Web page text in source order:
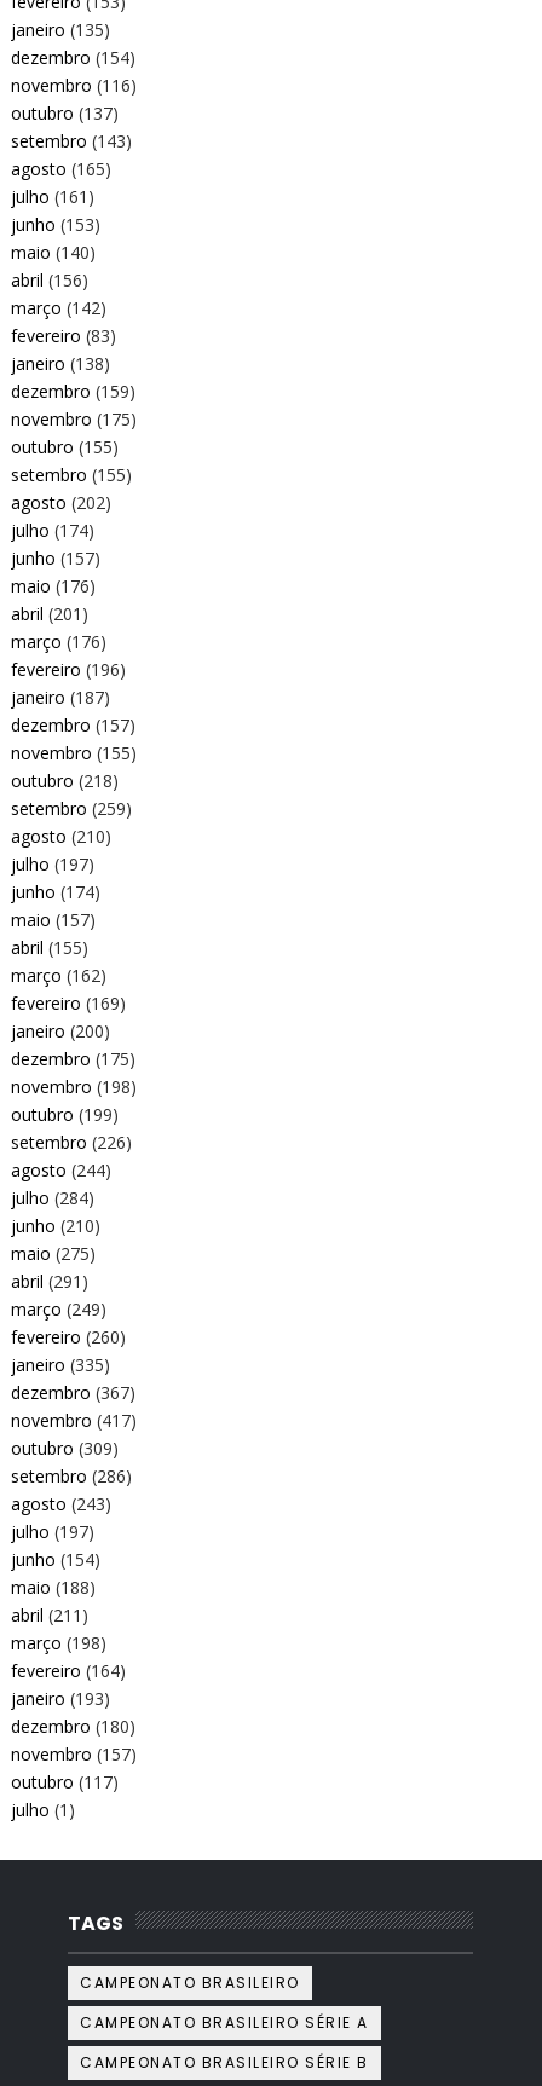
janeiro (135)
dezembro (154)
novembro (116)
outubro (137)
setembro (143)
agosto (165)
julho (161)
junho (153)
maio (140)
abril (156)
março (142)
fevereiro (83)
janeiro (138)
dezembro (159)
novembro (175)
outubro (155)
setembro (155)
agosto (202)
julho (174)
junho (157)
maio (176)
abril (201)
março (176)
fevereiro (196)
janeiro (187)
dezembro (157)
novembro (155)
outubro (218)
setembro (259)
agosto (210)
julho (197)
junho (174)
maio (157)
abril (155)
março (162)
fevereiro (169)
janeiro (200)
dezembro (175)
novembro (198)
outubro (199)
setembro (226)
agosto (244)
julho (284)
junho (210)
maio (275)
abril (291)
março (249)
fevereiro (260)
janeiro (335)
dezembro (367)
novembro (417)
outubro (309)
setembro (286)
agosto (243)
julho (197)
junho (154)
maio (188)
abril (211)
março (198)
fevereiro (164)
janeiro (193)
dezembro (180)
novembro (157)
outubro (117)
julho (1)
TAGS
CAMPEONATO BRASILEIRO
CAMPEONATO BRASILEIRO SÉRIE A
CAMPEONATO BRASILEIRO SÉRIE B